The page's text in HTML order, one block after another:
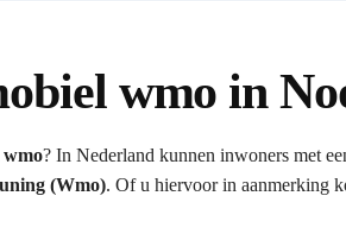
wmo in
wmo? In Nederland kunnen inwoners met
(Wmo). Of u hiervoor in aanmerking